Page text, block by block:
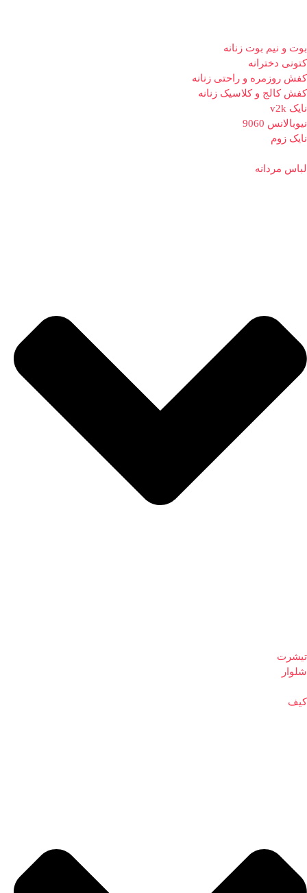
بوت و نیم بوت زنانه
کتونی دخترانه
کفش روزمره و راحتی زنانه
کفش کالج و کلاسیک زنانه
نایک v2k
نیوبالانس 9060
نایک زوم
لباس مردانه
تیشرت
شلوار
کیف